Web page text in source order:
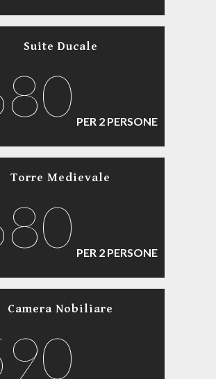
Amandoli e Leonardo ti risponderanno il
Suite Ducale
PER 2 PERSONE
Torre Medievale
PER 2 PERSONE
Camera Nobiliare